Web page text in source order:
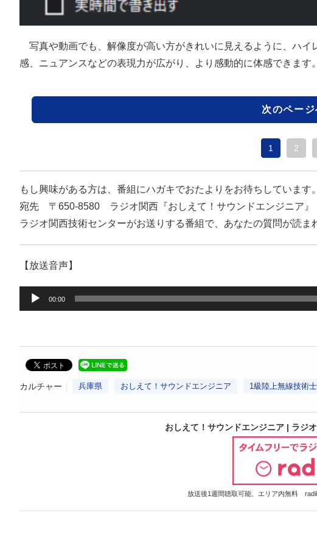
写真や動画でも、解像度が高い方がきれいに見えるように、ハ
感、ニュアンスなどの表現力が広がり、より感動的に体感できます。
次のページ
1 2
もし興味がある方は、番組にハガキでおたよりをお待ちしています。
宛先 〒650-8580 ラジオ関西『おしえて！サウンドエンジニア』
ラジオ関西技術センターがお送りする番組で、あなたの質問が読
【放送音声】
声
レ
ー
00:00
カルチャー 兵庫県 おしえて！サウンドエンジニア 1級陸上無線技術士
おしえて！サウンドエンジニア | ラジ
放送後1週間聴取可能、エリア内無料